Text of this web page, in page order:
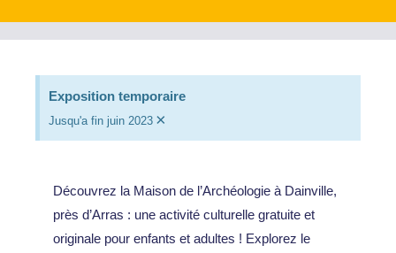
Exposition temporaire
Jusqu'a fin juin 2023 ×
Découvrez la Maison de l’Archéologie à Dainville,
près d’Arras : une activité culturelle gratuite et
originale pour enfants et adultes ! Explorez le